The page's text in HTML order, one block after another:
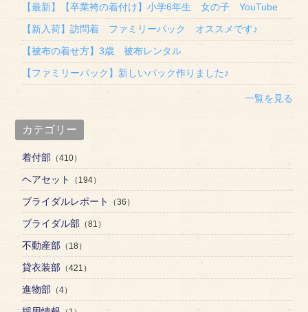
【最新】【卒業袴の着付け】小学6年生 女の子 YouTube
【新入荷】訪問着 ファミリーパック オススメです♪
【被布の着せ方】3歳 被布レンタル
【ファミリーパック】新しいパック作りました♪
一覧を見る
カテゴリー
着付部 （410）
ヘアセット （194）
ブライダルレポート （36）
ブライダル部 （81）
不動産部 （18）
貸衣装部 （421）
進物部 （4）